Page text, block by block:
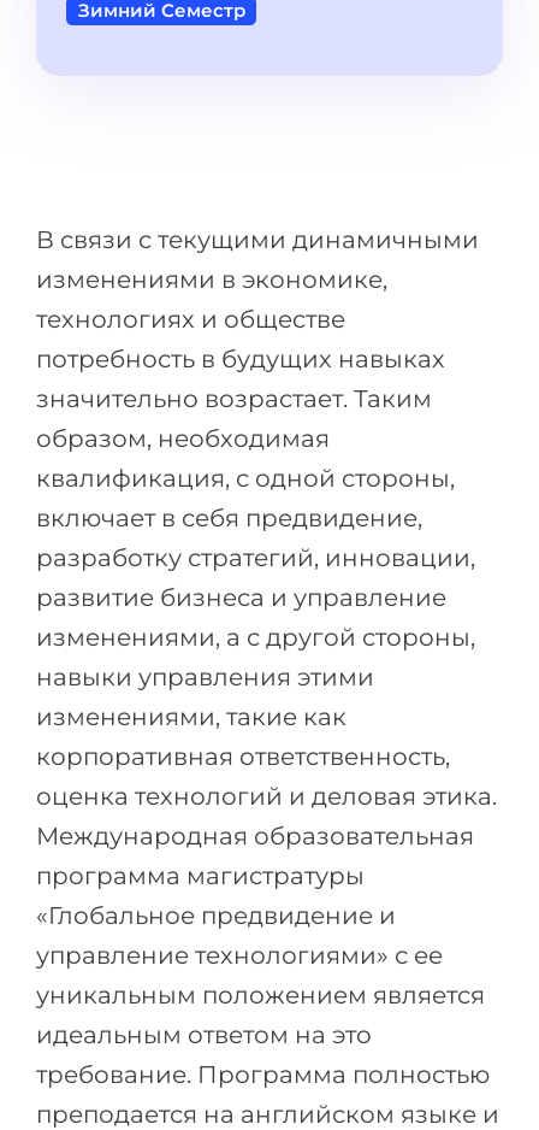
Города
КАРЬЕРНОЕ ОРИЕНТИРОВАНИЕ
Тест Голланда
Тест Карта Интересов
Тест RIASEC
Успехна
100%
Наши студенты успешно поступают
КОНСУЛЬТАЦИЯ!
Россия
Украина
Казахстан
Азербайджан
Армения
Беларусь
Зимний Семестр
В связи с текущими динамичными
изменениями в экономике,
технологиях и обществе
потребность в будущих навыках
значительно возрастает. Таким
образом, необходимая
квалификация, с одной стороны,
включает в себя предвидение,
разработку стратегий, инновации,
развитие бизнеса и управление
изменениями, а с другой стороны,
навыки управления этими
изменениями, такие как
корпоративная ответственность,
оценка технологий и деловая этика.
Международная образовательная
программа магистратуры
«Глобальное предвидение и
управление технологиями» с ее
уникальным положением является
идеальным ответом на это
требование. Программа полностью
преподается на английском языке и